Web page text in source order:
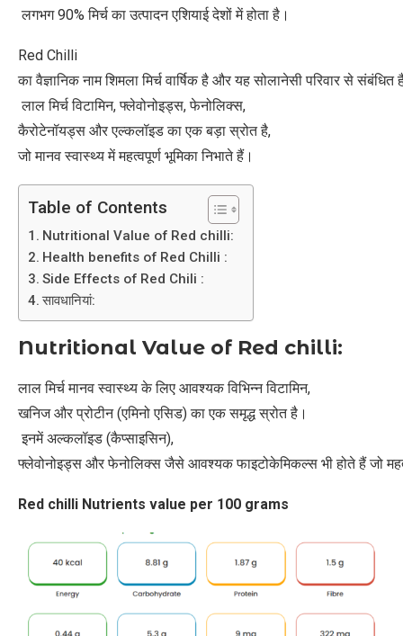
लगभग 90% मिर्च का उत्पादन एशियाई देशों में होता है।
Red Chilli
का वैज्ञानिक नाम शिमला मिर्च वार्षिक है और यह सोलानेसी परिवार से संबंधित
लाल मिर्च विटामिन, फ्लेवोनोइड्स, फेनोलिक्स,
कैरोटेनॉयड्स और एल्कलॉइड का एक बड़ा स्रोत है,
जो मानव स्वास्थ्य में महत्वपूर्ण भूमिका निभाते हैं।
Table of Contents
Nutritional Value of Red chilli:
Health benefits of Red Chilli :
Side Effects of Red Chili :
सावधानियां:
Nutritional Value of Red chilli:
लाल मिर्च मानव स्वास्थ्य के लिए आवश्यक विभिन्न विटामिन,
खनिज और प्रोटीन (एमिनो एसिड) का एक समृद्ध स्रोत है।
इनमें अल्कलॉइड (कैप्साइसिन),
फ्लेवोनोइड्स और फेनोलिक्स जैसे आवश्यक फाइटोकेमिकल्स भी होते हैं जो
Red chilli Nutrients value per 100 grams